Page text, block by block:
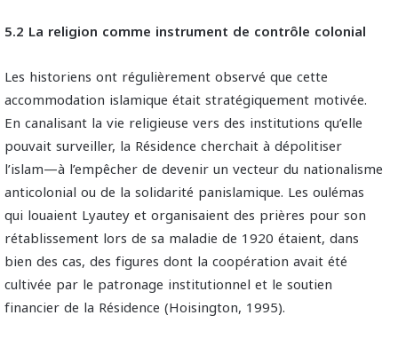
5.2 La religion comme instrument de contrôle colonial
Les historiens ont régulièrement observé que cette
accommodation islamique était stratégiquement motivée.
En canalisant la vie religieuse vers des institutions qu’elle
pouvait surveiller, la Résidence cherchait à dépolitiser
l’islam—à l’empêcher de devenir un vecteur du nationalisme
anticolonial ou de la solidarité panislamique. Les oulémas
qui louaient Lyautey et organisaient des prières pour son
rétablissement lors de sa maladie de 1920 étaient, dans
bien des cas, des figures dont la coopération avait été
cultivée par le patronage institutionnel et le soutien
financier de la Résidence (Hoisington, 1995).